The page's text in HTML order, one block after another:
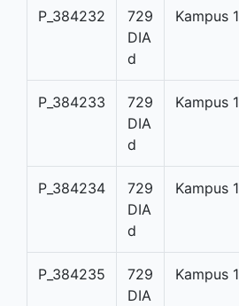
P_384232
729
DIA
d
Kampus 1
P_384233
729
DIA
d
Kampus 1
P_384234
729
DIA
d
Kampus 1
P_384235
729
DIA
Kampus 1